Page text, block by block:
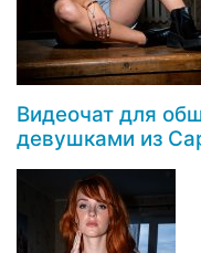
Видеочат для
девушками из